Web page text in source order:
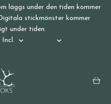
läggs under den tiden kommer
stickmönster kommer
under tiden.
Incl.